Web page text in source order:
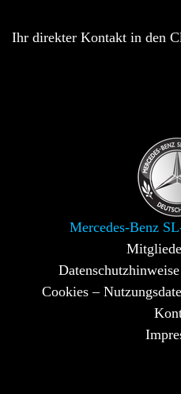
Ihr direkter Kontakt in den
Mercedes-Benz
Cookies –